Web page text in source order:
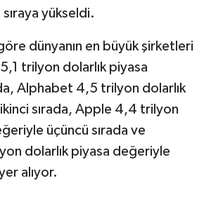
yükseldi.
dünyanın en büyük şirketleri
trilyon dolarlık piyasa
Alphabet 4,5 trilyon dolarlık
sırada, Apple 4,4 trilyon
üçüncü sırada ve
dolarlık piyasa değeriyle
alıyor.